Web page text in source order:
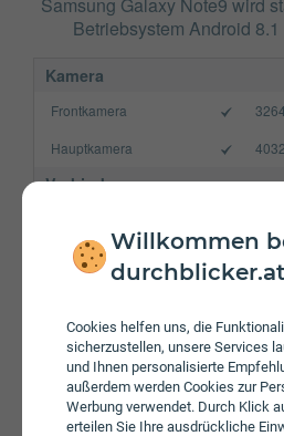
Willkommen
durchblicker.at
Cookies helfen uns, die
sicherzustellen, unsere Services
und Ihnen personalisierte
außerdem werden Cookies zur
Werbung verwendet. Durch Klick
erteilen Sie Ihre ausdrückliche
Samsung Galaxy Note9 wird
Betriebsystem Android
Kamera
Frontkamera
Hauptkamera
Verbindung
NFC
Gerät
Akku
Speicherkarte